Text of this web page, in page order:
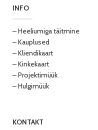
INFO
– Heeliumiga täitmine
– Kauplused
– Kliendikaart
– Kinkekaart
– Projektimüük
– Hulgimüük
KONTAKT